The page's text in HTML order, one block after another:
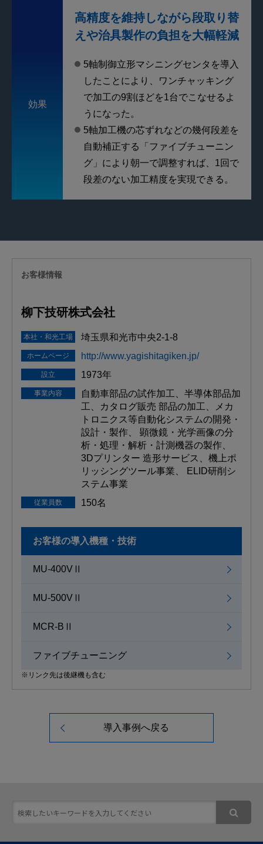
効果
高精度を維持しながら段取り替
えや治具製作の負担を大幅軽減
5軸制御立形マシニングセンタを導入
したことにより、ワンチャッキング
で加工の9割ほどを1台でこなせるよ
うになった。
5軸加工機の芯ずれなどの幾何段差を
自動補正する「ファイブチューニン
グ」により朝一で調整すれば、1回で
段差のない加工精度を実現できる。
お客様情報
柳下技研株式会社
本社・和光工場 埼玉県和光市中央2-1-8
ホームページ http://www.yagishitagiken.jp/
設立 1973年
事業内容
自動車部品の試作加工、半導体部品加
工、カタログ販売 部品の加工、メカ
トロニクス等自動化システムの開発・
設計・製作、 顕微鏡・光学画像の分
析・処理・解析・計測機器の製作、
3Dプリンター 造形サービス、機上ポ
リッシングツール事業、 ELID研削シ
ステム事業
従業員数 150名
お客様の導入機種・技術
MU-400VⅡ
MU-500VⅡ
MCR-BⅡ
ファイブチューニング
※リンク先は後継機も含む
導入事例へ戻る